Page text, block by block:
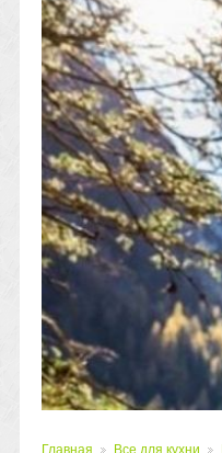
Главная Все для кухни